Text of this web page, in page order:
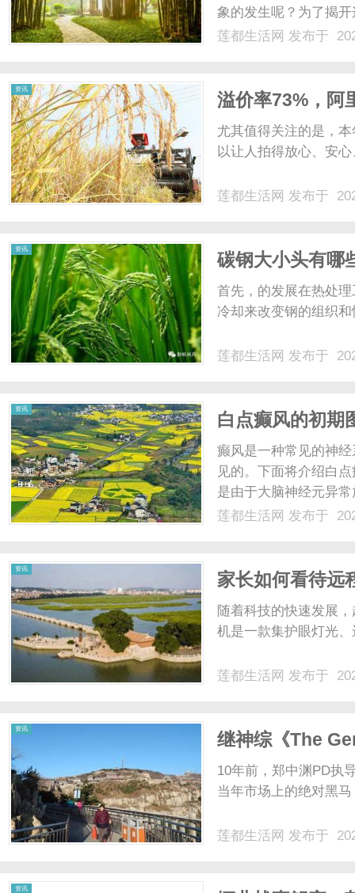
象的发生呢？为了揭
了解这些白色小点点
莲都生活网 发布于
资讯
溢价率73%，阿
尤其值得关注的是，
以让人拍得放心、安
莲都生活网 发布于
资讯
碳钢大小头有哪
首先，的发展在热处
冷却来改变钢的组织
莲都生活网 发布于
资讯
白点癫风的初期
癫风是一种常见的神
见的。下面将介绍白
是由于大脑神经元异
不容易察觉，但一些
莲都生活网 发布于
资讯
家长如何看待远
随着科技的快速发展
机是一款集护眼灯光
莲都生活网 发布于
资讯
继神综《The
谋》如何实现升
10年前，郑中渊PD执
当年市场上的绝对黑
莲都生活网 发布于
资讯